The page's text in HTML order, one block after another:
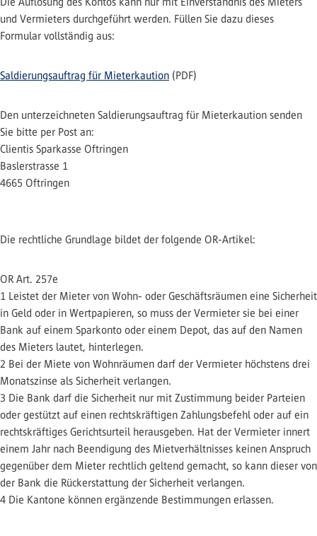
und Vermieters durchgeführt werden. Füllen Sie dazu dieses
Formular vollständig aus:
Saldierungsauftrag für Mieterkaution (PDF)
Den unterzeichneten Saldierungsauftrag für Mieterkaution senden
Sie bitte per Post an:
Clientis Sparkasse Oftringen
Baslerstrasse 1
4665 Oftringen
Die rechtliche Grundlage bildet der folgende OR-Artikel:
OR Art. 257e
1 Leistet der Mieter von Wohn- oder Geschäftsräumen eine Sicherheit
in Geld oder in Wertpapieren, so muss der Vermieter sie bei einer
Bank auf einem Sparkonto oder einem Depot, das auf den Namen
des Mieters lautet, hinterlegen.
2 Bei der Miete von Wohnräumen darf der Vermieter höchstens drei
Monatszinse als Sicherheit verlangen.
3 Die Bank darf die Sicherheit nur mit Zustimmung beider Parteien
oder gestützt auf einen rechtskräftigen Zahlungsbefehl oder auf ein
rechtskräftiges Gerichtsurteil herausgeben. Hat der Vermieter innert
einem Jahr nach Beendigung des Mietverhältnisses keinen Anspruch
gegenüber dem Mieter rechtlich geltend gemacht, so kann dieser von
der Bank die Rückerstattung der Sicherheit verlangen.
4 Die Kantone können ergänzende Bestimmungen erlassen.